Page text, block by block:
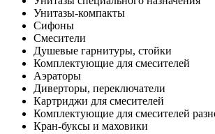
Унитазы-компакты
Сифоны
Смесители
Душевые гарнитуры, стойки
Комплектующие для смесителей
Аэраторы
Диверторы, переключатели
Картриджи для смесителей
Комплектующие для смесителей
Кран-буксы и маховики